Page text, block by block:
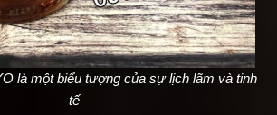
là một biểu tượng của sự lịch lãm và tinh
tế